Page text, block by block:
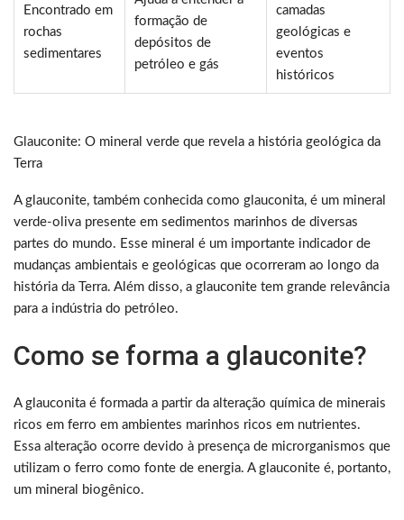
Encontrado em
rochas
sedimentares
formação de
depósitos de
petróleo e gás
camadas
geológicas e
eventos
históricos
Glauconite: O mineral verde que revela a história geológica da
Terra
A glauconite, também conhecida como glauconita, é um mineral
verde-oliva presente em sedimentos marinhos de diversas
partes do mundo. Esse mineral é um importante indicador de
mudanças ambientais e geológicas que ocorreram ao longo da
história da Terra. Além disso, a glauconite tem grande relevância
para a indústria do petróleo.
Como se forma a glauconite?
A glauconita é formada a partir da alteração química de minerais
ricos em ferro em ambientes marinhos ricos em nutrientes.
Essa alteração ocorre devido à presença de microrganismos que
utilizam o ferro como fonte de energia. A glauconite é, portanto,
um mineral biogênico.